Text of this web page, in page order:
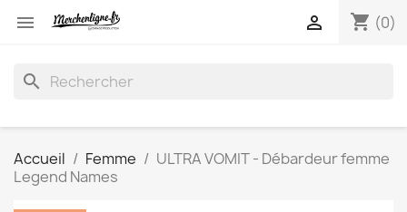
 shopping_cart (0)

search
Accueil Femme
ULTRA VOMIT - Débardeur femme
Legend Names